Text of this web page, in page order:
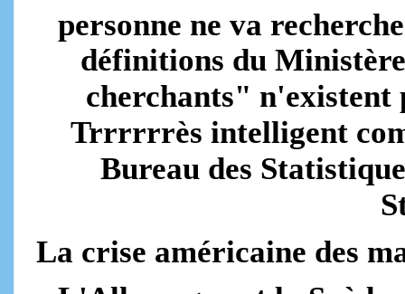
personne ne va
définitions du
cherchants" n'existent
Trrrrrrès intelligent
Bureau des
La crise américaine des